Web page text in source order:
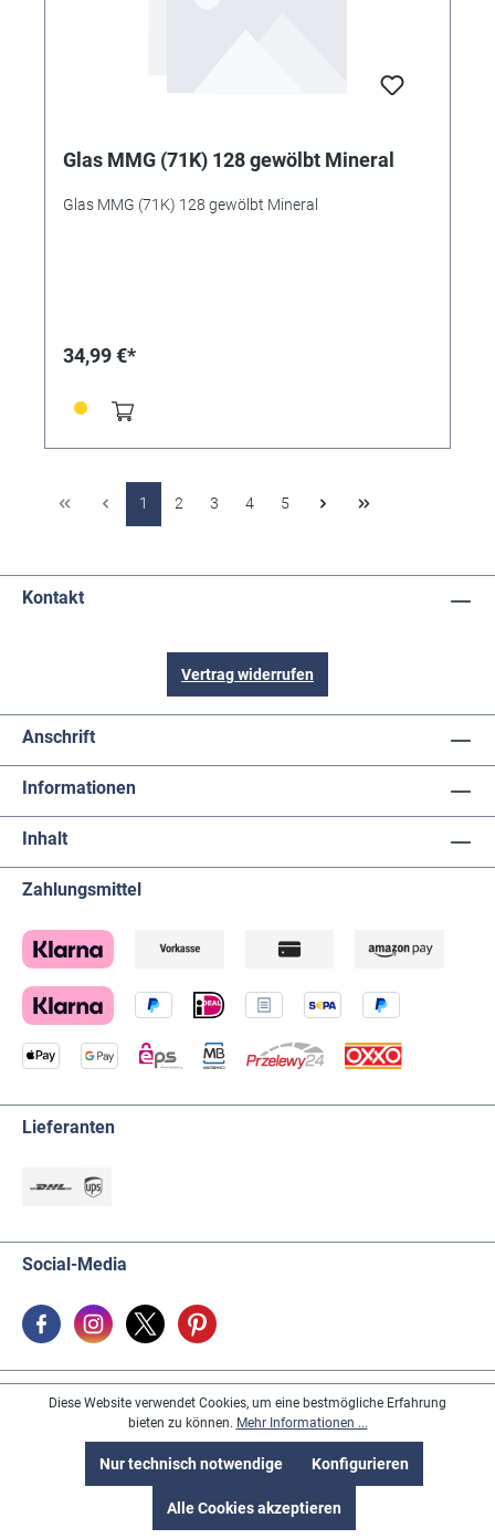
Glas MMG (71K) 128 gewölbt Mineral
Glas MMG (71K) 128 gewölbt Mineral
34,99 €*
1 2 3 4 5
Kontakt
Vertrag widerrufen
Anschrift
Informationen
Inhalt
Zahlungsmittel
Lieferanten
Social-Media
Käufersiegel & Partner
Diese Website verwendet Cookies, um eine bestmögliche Erfahrung
bieten zu können. Mehr Informationen ...
Nur technisch notwendige Konfigurieren
Alle Cookies akzeptieren